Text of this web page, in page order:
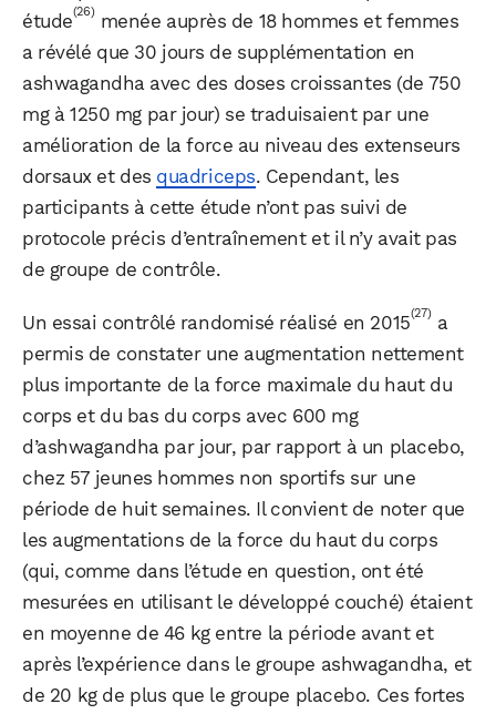
étude(26) menée auprès de 18 hommes et femmes
a révélé que 30 jours de supplémentation en
ashwagandha avec des doses croissantes (de 750
mg à 1250 mg par jour) se traduisaient par une
amélioration de la force au niveau des extenseurs
dorsaux et des quadriceps. Cependant, les
participants à cette étude n’ont pas suivi de
protocole précis d’entraînement et il n’y avait pas
de groupe de contrôle.
Un essai contrôlé randomisé réalisé en 2015(27) a
permis de constater une augmentation nettement
plus importante de la force maximale du haut du
corps et du bas du corps avec 600 mg
d’ashwagandha par jour, par rapport à un placebo,
chez 57 jeunes hommes non sportifs sur une
période de huit semaines. Il convient de noter que
les augmentations de la force du haut du corps
(qui, comme dans l’étude en question, ont été
mesurées en utilisant le développé couché) étaient
en moyenne de 46 kg entre la période avant et
après l’expérience dans le groupe ashwagandha, et
de 20 kg de plus que le groupe placebo. Ces fortes